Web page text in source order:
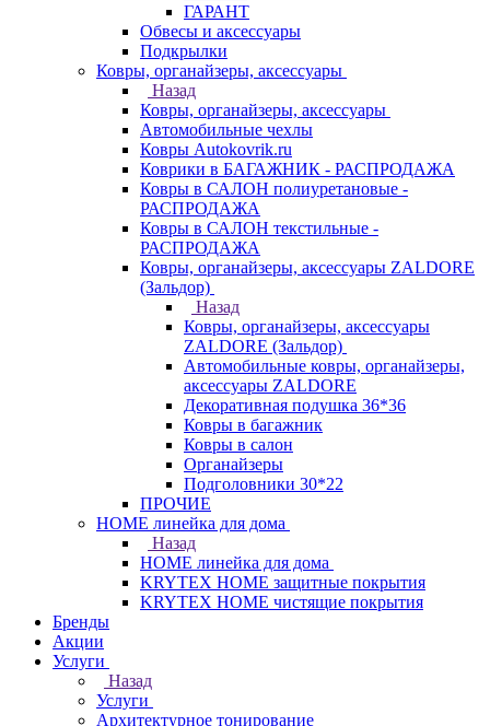
ГАРАНТ
Обвесы и аксессуары
Подкрылки
Ковры, органайзеры, аксессуары
Назад
Ковры, органайзеры, аксессуары
Автомобильные чехлы
Ковры Autokovrik.ru
Коврики в БАГАЖНИК - РАСПРОДАЖА
Ковры в САЛОН полиуретановые -
РАСПРОДАЖА
Ковры в САЛОН текстильные -
РАСПРОДАЖА
Ковры, органайзеры, аксессуары ZALDORE
(Зальдор)
Назад
Ковры, органайзеры, аксессуары
ZALDORE (Зальдор)
Автомобильные ковры, органайзеры,
аксессуары ZALDORE
Декоративная подушка 36*36
Ковры в багажник
Ковры в салон
Органайзеры
Подголовники 30*22
ПРОЧИЕ
HOME линейка для дома
Назад
HOME линейка для дома
KRYTEX HOME защитные покрытия
KRYTEX HOME чистящие покрытия
Бренды
Акции
Услуги
Назад
Услуги
Архитектурное тонирование